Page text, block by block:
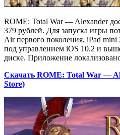
ROME: Total War — Alexander
379 рублей. Для запуска игры
Air первого поколения, iPad
под управлением iOS 10.2 и
диске. Приложение
Скачать ROME: Total War —
Store)